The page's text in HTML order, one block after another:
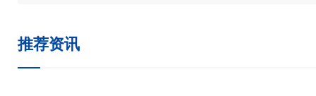
推荐资讯